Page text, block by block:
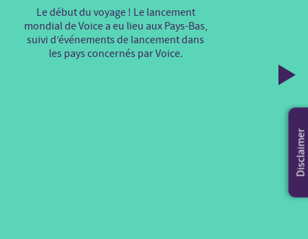
Le début du voyage ! Le lancement
mondial de Voice a eu lieu aux Pays-Bas,
suivi d’événements de lancement dans
les pays concernés par Voice.
Disclaimer